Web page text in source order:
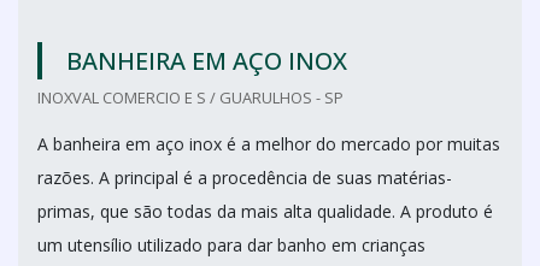
BANHEIRA EM AÇO INOX
INOXVAL COMERCIO E S / GUARULHOS - SP
A banheira em aço inox é a melhor do mercado por muitas
razões. A principal é a procedência de suas matérias-
primas, que são todas da mais alta qualidade. A produto é
um utensílio utilizado para dar banho em crianças